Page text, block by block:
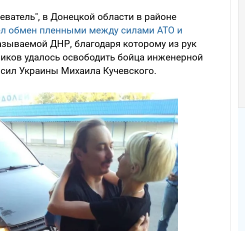
в Донецкой области в районе
обмен пленными между силами АТО и
ДНР, благодаря которому из рук
удалось освободить бойца инженерной
Украины Михаила Кучевского.